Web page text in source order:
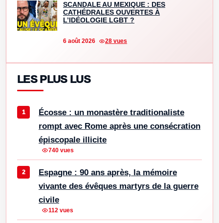
SCANDALE AU MEXIQUE : DES
CATHÉDRALES OUVERTES À
L’IDÉOLOGIE LGBT ?
6 août 2026 28 vues
LES PLUS LUS
Écosse : un monastère traditionaliste
rompt avec Rome après une consécration
épiscopale illicite
740 vues
Espagne : 90 ans après, la mémoire
vivante des évêques martyrs de la guerre
civile
112 vues